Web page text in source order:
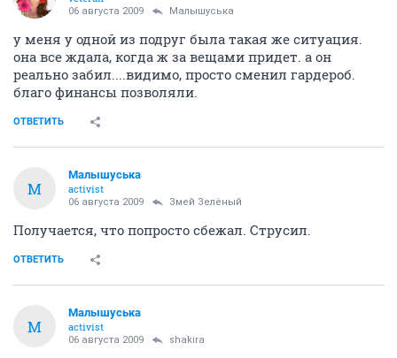
06 августа 2009 Малышуська
у меня у одной из подруг была такая же ситуация.
она все ждала, когда ж за вещами придет. а он
реально забил....видимо, просто сменил гардероб.
благо финансы позволяли.
ОТВЕТИТЬ
М
Малышуська
activist
06 августа 2009 Змей Зелёный
Получается, что попросто сбежал. Струсил.
ОТВЕТИТЬ
М
Малышуська
activist
06 августа 2009 shakira